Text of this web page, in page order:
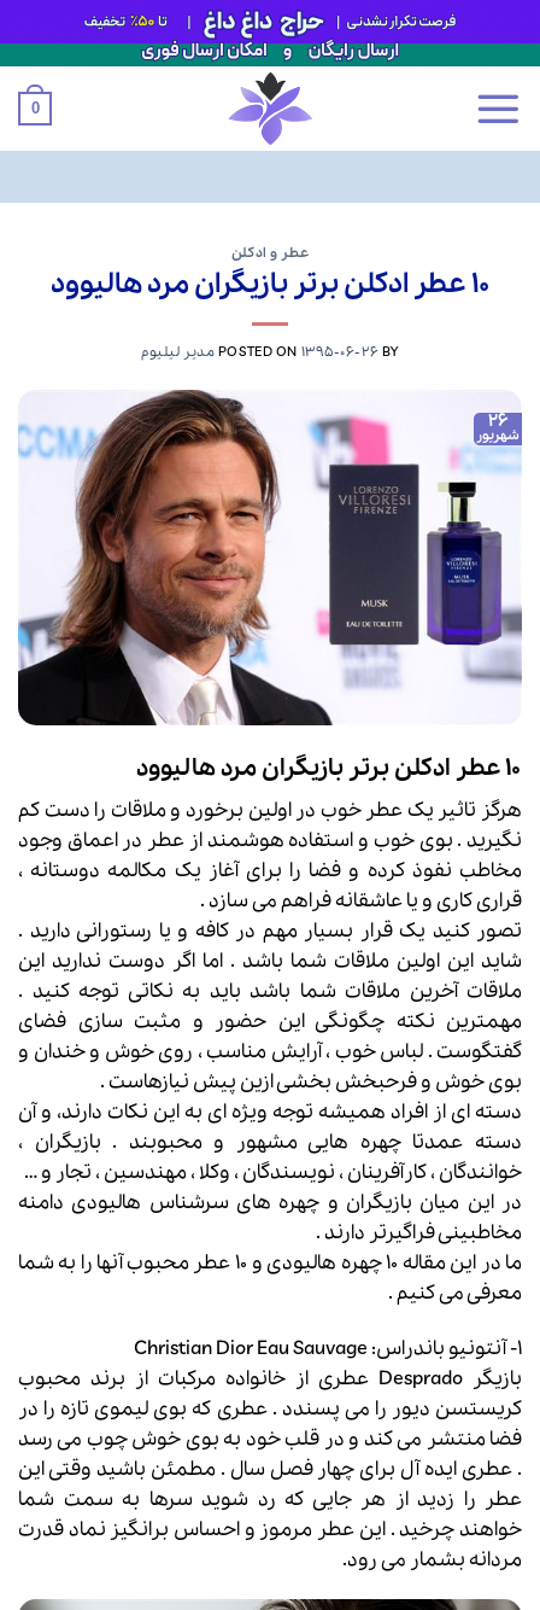
content
0
عطر و ادکلن
۱۰ عطر ادکلن برتر بازیگران مرد هالیوود
POSTED ON 1395-06-26BY مدیر لیلیوم
26
شهریور
۱۰ عطر ادکلن برتر بازیگران مرد هالیوود
هرگز تاثیر یک عطر خوب در اولین برخورد و ملاقات را دست کم
نگیرید . بوی خوب و استفاده هوشمند از عطر در اعماق وجود
مخاطب نفوذ کرده و فضا را برای آغاز یک مکالمه دوستانه ،
قراری کاری و یا عاشقانه فراهم می سازد .
تصور کنید یک قرار بسیار مهم در کافه و یا رستورانی دارید .
شاید این اولین ملاقات شما باشد . اما اگر دوست ندارید این
ملاقات آخرین ملاقات شما باشد باید به نکاتی توجه کنید .
مهمترین نکته چگونگی این حضور و مثبت سازی فضای
گفتگوست . لباس خوب ، آرایش مناسب ، روی خوش و خندان و
بوی خوش و فرحبخش بخشی ازین پیش نیازهاست .
دسته ای از افراد همیشه توجه ویژه ای به این نکات دارند، و آن
دسته عمدتا چهره هایی مشهور و محبوبند . بازیگران ،
خوانندگان ، کارآفرینان ، نویسندگان ، وکلا ، مهندسین ، تجار و …
در این میان بازیگران و چهره های سرشناس هالیودی دامنه
مخاطبینی فراگیرتر دارند .
ما در این مقاله ۱۰ چهره هالیودی و ۱۰ عطر محبوب آنها را به شما
معرفی می کنیم .
۱- آنتونیو باندراس: Christian Dior Eau Sauvage
بازیگر Desprado عطری از خانواده مرکبات از برند محبوب
کریستسن دیور را می پسندد . عطری که بوی لیموی تازه را در
فضا منتشر می کند و در قلب خود به بوی خوش چوب می رسد
. عطری ایده آل برای چهار فصل سال . مطمئن باشید وقتی این
عطر را زدید از هر جایی که رد شوید سرها به سمت شما
خواهند چرخید . این عطر مرموز و احساس برانگیز نماد قدرت
مردانه بشمار می رود.